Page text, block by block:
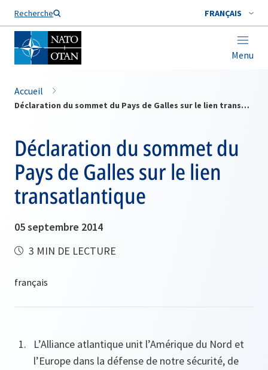
Recherche FRANÇAIS
Menu
Nom de famille*
Accueil
Déclaration du sommet du Pays de Galles sur le lien transatlantique
Déclaration du sommet du
Pays de Galles sur le lien
transatlantique
05 septembre 2014
3 MIN DE LECTURE
L’Alliance atlantique unit l’Amérique du Nord et
l’Europe dans la défense de notre sécurité, de